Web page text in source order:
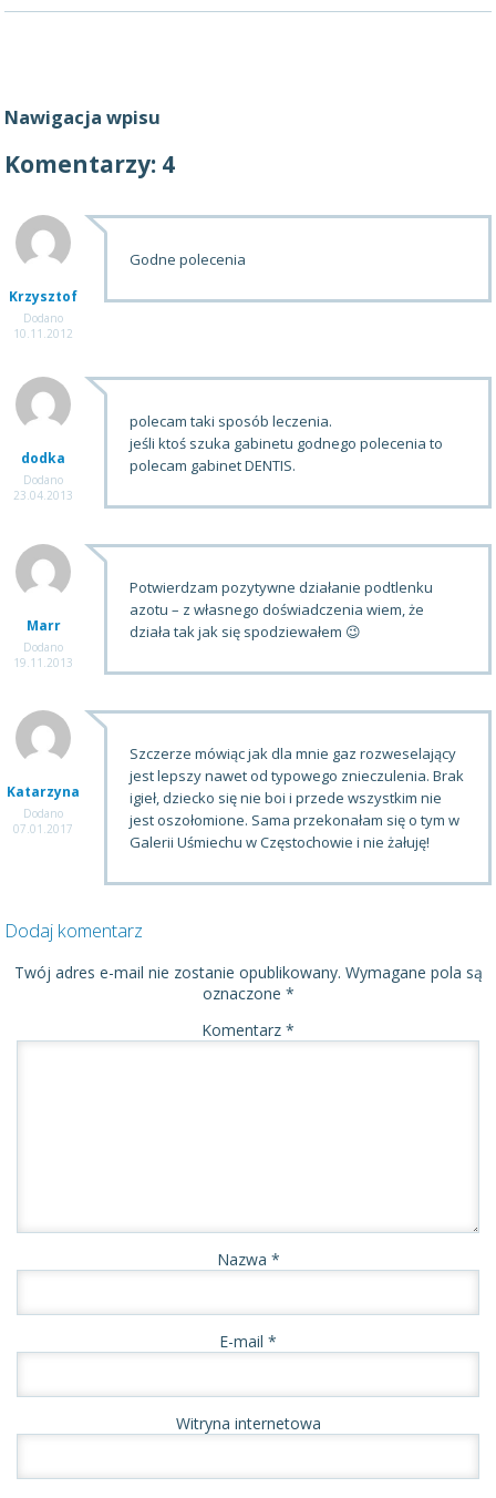
Nawigacja wpisu
Komentarzy: 4
Krzysztof
Dodano
10.11.2012
Godne polecenia
dodka
Dodano
23.04.2013
polecam taki sposób leczenia.
jeśli ktoś szuka gabinetu godnego polecenia to
polecam gabinet DENTIS.
Marr
Dodano
19.11.2013
Potwierdzam pozytywne działanie podtlenku
azotu – z własnego doświadczenia wiem, że
działa tak jak się spodziewałem 😉
Katarzyna
Dodano
07.01.2017
Szczerze mówiąc jak dla mnie gaz rozweselający
jest lepszy nawet od typowego znieczulenia. Brak
igieł, dziecko się nie boi i przede wszystkim nie
jest oszołomione. Sama przekonałam się o tym w
Galerii Uśmiechu w Częstochowie i nie żałuję!
Dodaj komentarz
Twój adres e-mail nie zostanie opublikowany. Wymagane pola są
oznaczone *
Komentarz *
Nazwa *
E-mail *
Witryna internetowa